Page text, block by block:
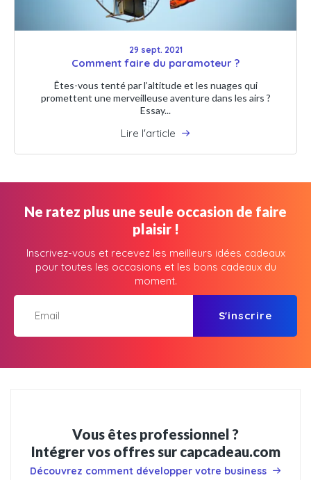
29 sept. 2021
Comment faire du paramoteur ?
Êtes-vous tenté par l’altitude et les nuages qui
promettent une merveilleuse aventure dans les airs ?
Essay...
Lire l'article
Ne ratez plus une seule occasion de faire
plaisir !
Inscrivez-vous et recevez les meilleurs idées cadeaux
pour toutes les occasions et les bons cadeaux du
moment.
S'inscrire
Vous êtes professionnel ?
Intégrer vos offres sur capcadeau.com
Découvrez comment développer votre business